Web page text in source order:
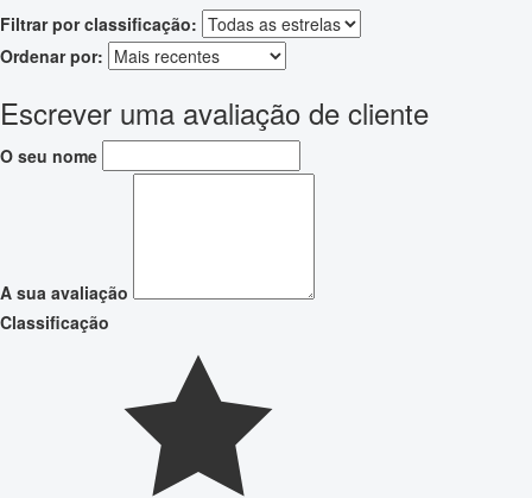
Filtrar por classificação:
Ordenar por:
Escrever uma avaliação de cliente
O seu nome
A sua avaliação
Classificação